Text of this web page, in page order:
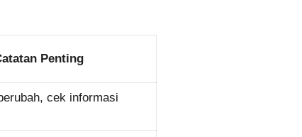
Penting
cek informasi